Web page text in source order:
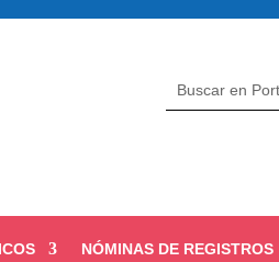
NÓMINAS DE REGISTROS